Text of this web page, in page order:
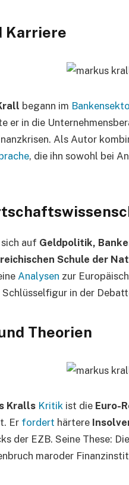
Karriere
begann im
er in die
Als Autor
, die ihn sowohl bei
auf Geldpolitik,
Schule der
Analysen zur
in der
Theorien
Kralls Kritik ist die Euro-
Er fordert härtere
der EZB. Seine These:
maroder